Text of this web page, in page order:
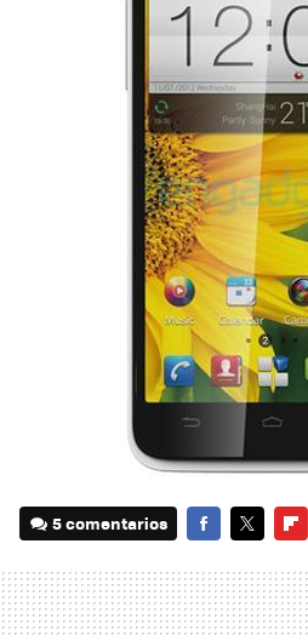
5 comentarios